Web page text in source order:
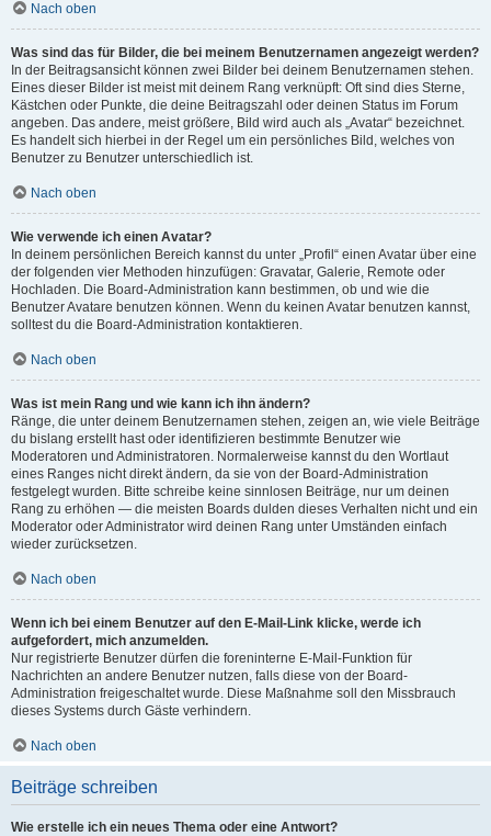
Nach oben
Was sind das für Bilder, die bei meinem Benutzernamen angezeigt werden?
In der Beitragsansicht können zwei Bilder bei deinem Benutzernamen stehen.
Eines dieser Bilder ist meist mit deinem Rang verknüpft: Oft sind dies Sterne,
Kästchen oder Punkte, die deine Beitragszahl oder deinen Status im Forum
angeben. Das andere, meist größere, Bild wird auch als „Avatar“ bezeichnet.
Es handelt sich hierbei in der Regel um ein persönliches Bild, welches von
Benutzer zu Benutzer unterschiedlich ist.
Nach oben
Wie verwende ich einen Avatar?
In deinem persönlichen Bereich kannst du unter „Profil“ einen Avatar über eine
der folgenden vier Methoden hinzufügen: Gravatar, Galerie, Remote oder
Hochladen. Die Board-Administration kann bestimmen, ob und wie die
Benutzer Avatare benutzen können. Wenn du keinen Avatar benutzen kannst,
solltest du die Board-Administration kontaktieren.
Nach oben
Was ist mein Rang und wie kann ich ihn ändern?
Ränge, die unter deinem Benutzernamen stehen, zeigen an, wie viele Beiträge
du bislang erstellt hast oder identifizieren bestimmte Benutzer wie
Moderatoren und Administratoren. Normalerweise kannst du den Wortlaut
eines Ranges nicht direkt ändern, da sie von der Board-Administration
festgelegt wurden. Bitte schreibe keine sinnlosen Beiträge, nur um deinen
Rang zu erhöhen — die meisten Boards dulden dieses Verhalten nicht und ein
Moderator oder Administrator wird deinen Rang unter Umständen einfach
wieder zurücksetzen.
Nach oben
Wenn ich bei einem Benutzer auf den E-Mail-Link klicke, werde ich
aufgefordert, mich anzumelden.
Nur registrierte Benutzer dürfen die foreninterne E-Mail-Funktion für
Nachrichten an andere Benutzer nutzen, falls diese von der Board-
Administration freigeschaltet wurde. Diese Maßnahme soll den Missbrauch
dieses Systems durch Gäste verhindern.
Nach oben
Beiträge schreiben
Wie erstelle ich ein neues Thema oder eine Antwort?